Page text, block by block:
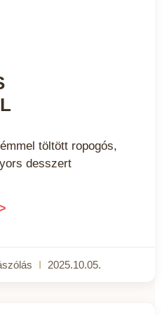
töltött ropogós,
desszert
2025.10.05.